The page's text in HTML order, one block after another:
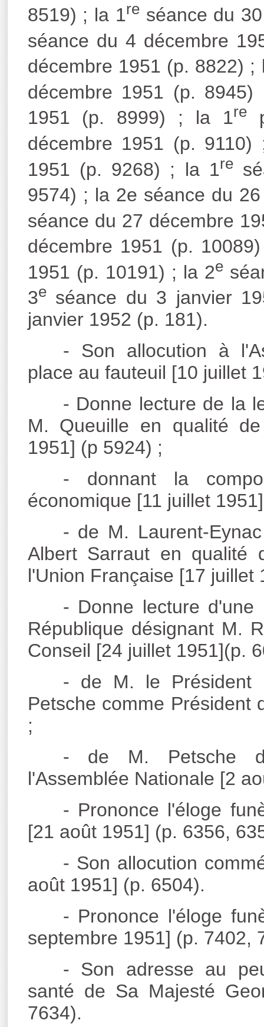
8519) ; la 1reséance du
séance du 4 décembre
décembre 1951 (p. 8822) ;
décembre 1951 (p.
1951 (p. 8999) ; la 1re
décembre 1951 (p.
1951 (p. 9268) ; la 1re
9574) ; la 2e séance du
séance du 27 décembre
décembre 1951 (p.
1951 (p. 10191) ; la 2e
3eséance du 3 janvier
janvier 1952 (p. 181).
- Son allocution à
place au fauteuil [10 juillet
- Donne lecture de la
M. Queuille en qualité
1951] (p 5924) ;
- donnant la
économique [11 juillet
- de M. Laurent-
Albert Sarraut en qualité
l'Union Française [17 juillet
- Donne lecture
République désignant M.
Conseil [24 juillet 1951](p.
- de M. le Président
Petsche comme Président
;
- de M. Petsche
l'Assemblée Nationale [2
- Prononce l'éloge
[21 août 1951] (p. 6356,
- Son allocution
août 1951] (p. 6504).
- Prononce l'éloge
septembre 1951] (p. 7402,
- Son adresse au
santé de Sa Majesté
7634).